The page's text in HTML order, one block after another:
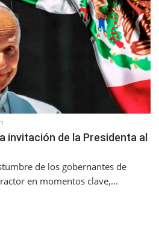
invitación de la Presidenta al
de los gobernantes de
en momentos clave,...